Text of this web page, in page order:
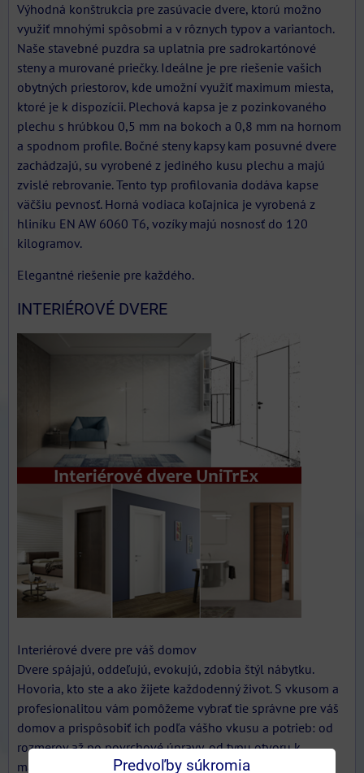
Výhodná konštrukcia pre zasúvacie dvere, ktorú možno
využiť mnohými spôsobmi a v rôznych typov a variantoch.
Naše stavebné puzdra sa uplatnia pre sadrokartónové
steny a murované priečky. Ideálne je pre riešenie vašich
obytných priestorov, kde umožní využiť maximum miesta,
ktoré je k dispozícii. Plechová kapsa je z pozinkovaného
plechu s hrúbkou 0,5 mm na bokoch a 0,8 mm na hornom
a spodnom profile. Bočné steny kapsy kam posuvné dvere
zachádzajú, su vyrobené z jediného kusu plechu a majú
zvislé rebrovanie. Tento typ profilovania dodáva kapse
väčšiu pevnosť. Horná vodiaca koľajnica je vyrobená z
hliníku EN AW 6060 T6, vozíky majú nosnosť do 120
kilogramov.
Elegantné riešenie pre každého.
INTERIÉROVÉ DVERE
Interiérové ​​dvere pre váš domov
Dvere spájajú, oddeľujú, evokujú, zdobia štýl nábytku.
Hovoria, kto ste a ako žijete každodenný život. S vkusom a
profesionalitou vám pomôžeme vybrať tie správne pre váš
domov a prispôsobiť ich podľa vášho vkusu a potrieb: od
rozmerov až po povrchové úpravy, od typu otvoru k
materiálom, až po farbu, dekorácie a lakovanie.
Predvoľby súkromia